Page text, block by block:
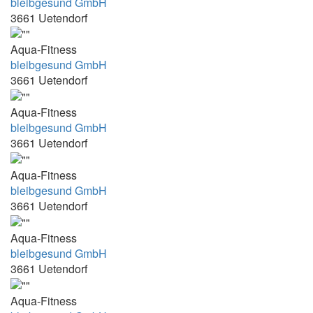
16:45-17:15
16:45-17:30
16:45-19:30
16:45/17:20 Uhr
16h30 à 21h30 sauf mercredi de 15h30 à
17- 19 Uhr
17.00 - 17.45 Uhr
17.00-18:00
17.00-19.30
17.00-19.30 Uhr
3661 Uetendorf
Aqua-Fitness
bleibgesund GmbH
3661 Uetendorf
Aqua-Fitness
bleibgesund GmbH
3661 Uetendorf
Aqua-Fitness
bleibgesund GmbH
3661 Uetendorf
Aqua-Fitness
bleibgesund GmbH
3661 Uetendorf
Aqua-Fitness